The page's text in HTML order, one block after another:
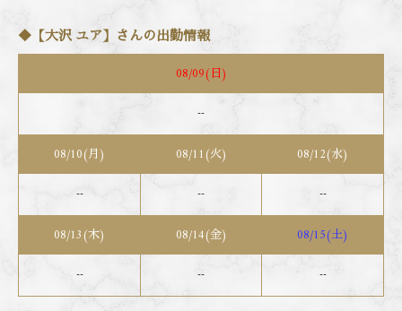
◆【大沢 ユア】さんの出勤情報
08/09(日)
--
08/10(月)
--
08/11(火)
--
08/12(水)
--
08/13(木)
--
08/14(金)
--
08/15(土)
--